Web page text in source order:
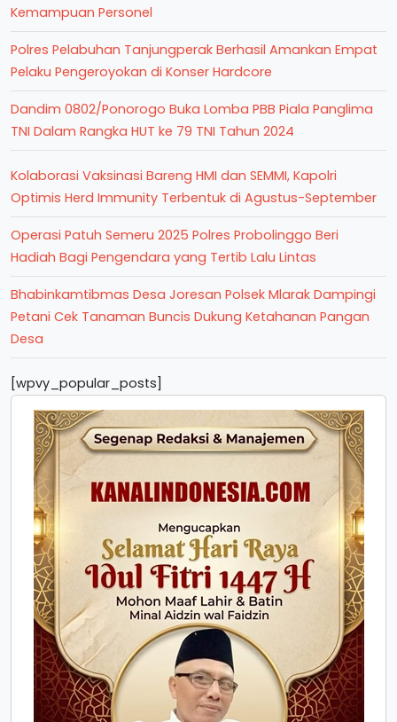
Kemampuan Personel
Polres Pelabuhan Tanjungperak Berhasil Amankan Empat
Pelaku Pengeroyokan di Konser Hardcore
Dandim 0802/Ponorogo Buka Lomba PBB Piala Panglima
TNI Dalam Rangka HUT ke 79 TNI Tahun 2024
Kolaborasi Vaksinasi Bareng HMI dan SEMMI, Kapolri
Optimis Herd Immunity Terbentuk di Agustus-September
Operasi Patuh Semeru 2025 Polres Probolinggo Beri
Hadiah Bagi Pengendara yang Tertib Lalu Lintas
Bhabinkamtibmas Desa Joresan Polsek Mlarak Dampingi
Petani Cek Tanaman Buncis Dukung Ketahanan Pangan
Desa
[wpvy_popular_posts]